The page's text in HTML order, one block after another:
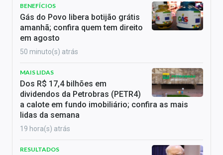
BENEFÍCIOS
Gás do Povo libera botijão grátis
amanhã; confira quem tem direito
em agosto
50 minuto(s) atrás
MAIS LIDAS
Dos R$ 17,4 bilhões em
dividendos da Petrobras (PETR4)
a calote em fundo imobiliário; confira as mais
lidas da semana
19 hora(s) atrás
RESULTADOS